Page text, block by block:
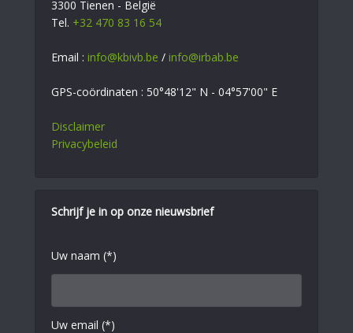
3300 Tienen - België
Tel. +32 470 83 16 54
Email : info@kbivb.be / info@irbab.be
GPS-coördinaten : 50°48'12" N - 04°57'00" E
Disclaimer
Privacybeleid
Schrijf je in op onze nieuwsbrief
Uw naam (*)
Uw email (*)